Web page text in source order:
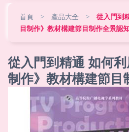
首頁 > 產品大全 >
從入門到
目制作》教材構建節目制作全景認
從入門到精通 如何
制作》教材構建節目